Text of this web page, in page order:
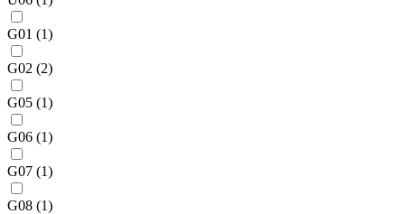
G01 (1)
G02 (2)
G05 (1)
G06 (1)
G07 (1)
G08 (1)